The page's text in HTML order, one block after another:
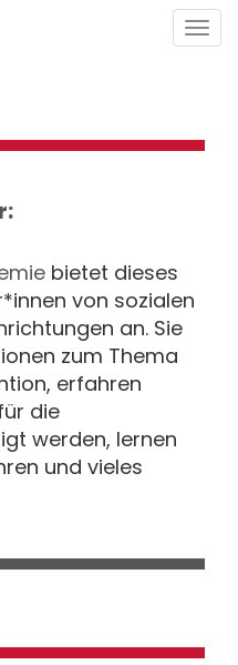
bietet dieses
von sozialen
an. Sie
zum Thema
erfahren
die
werden, lernen
und vieles